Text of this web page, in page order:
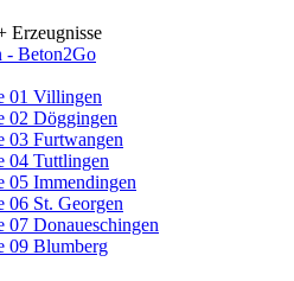
Erzeugnisse
- Beton2Go
01 Villingen
02 Döggingen
03 Furtwangen
04 Tuttlingen
05 Immendingen
06 St. Georgen
07 Donaueschingen
09 Blumberg